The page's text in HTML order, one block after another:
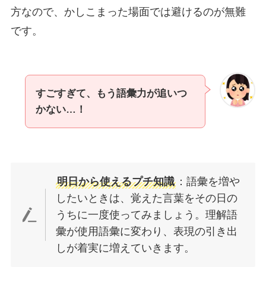
方なので、かしこまった場面では避けるのが無難
です。
すごすぎて、もう語彙力が追いつ
かない…！
明日から使えるプチ知識 ：語彙を増や
したいときは、覚えた言葉をその日の
うちに一度使ってみましょう。理解語
彙が使用語彙に変わり、表現の引き出
しが着実に増えていきます。